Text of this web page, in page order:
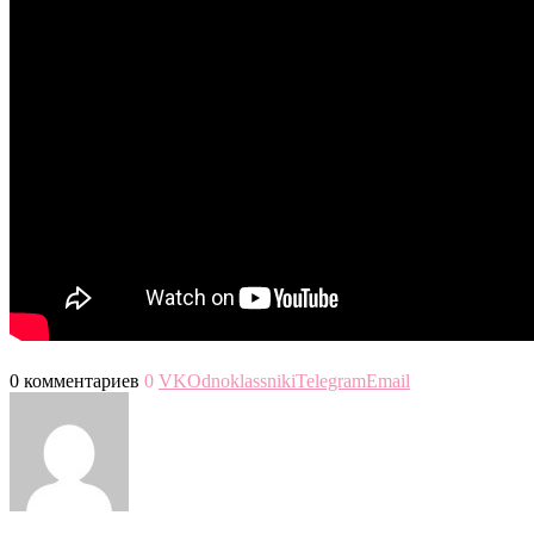
0 комментариев 0 VKOdnoklassnikiTelegramEmail